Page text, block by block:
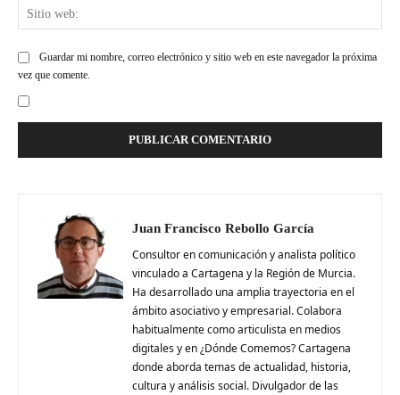
Guardar mi nombre, correo electrónico y sitio web en este navegador la próxima
vez que comente.
Juan Francisco Rebollo García
Consultor en comunicación y analista político
vinculado a Cartagena y la Región de Murcia.
Ha desarrollado una amplia trayectoria en el
ámbito asociativo y empresarial. Colabora
habitualmente como articulista en medios
digitales y en ¿Dónde Comemos? Cartagena
donde aborda temas de actualidad, historia,
cultura y análisis social. Divulgador de las